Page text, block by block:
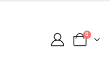
0